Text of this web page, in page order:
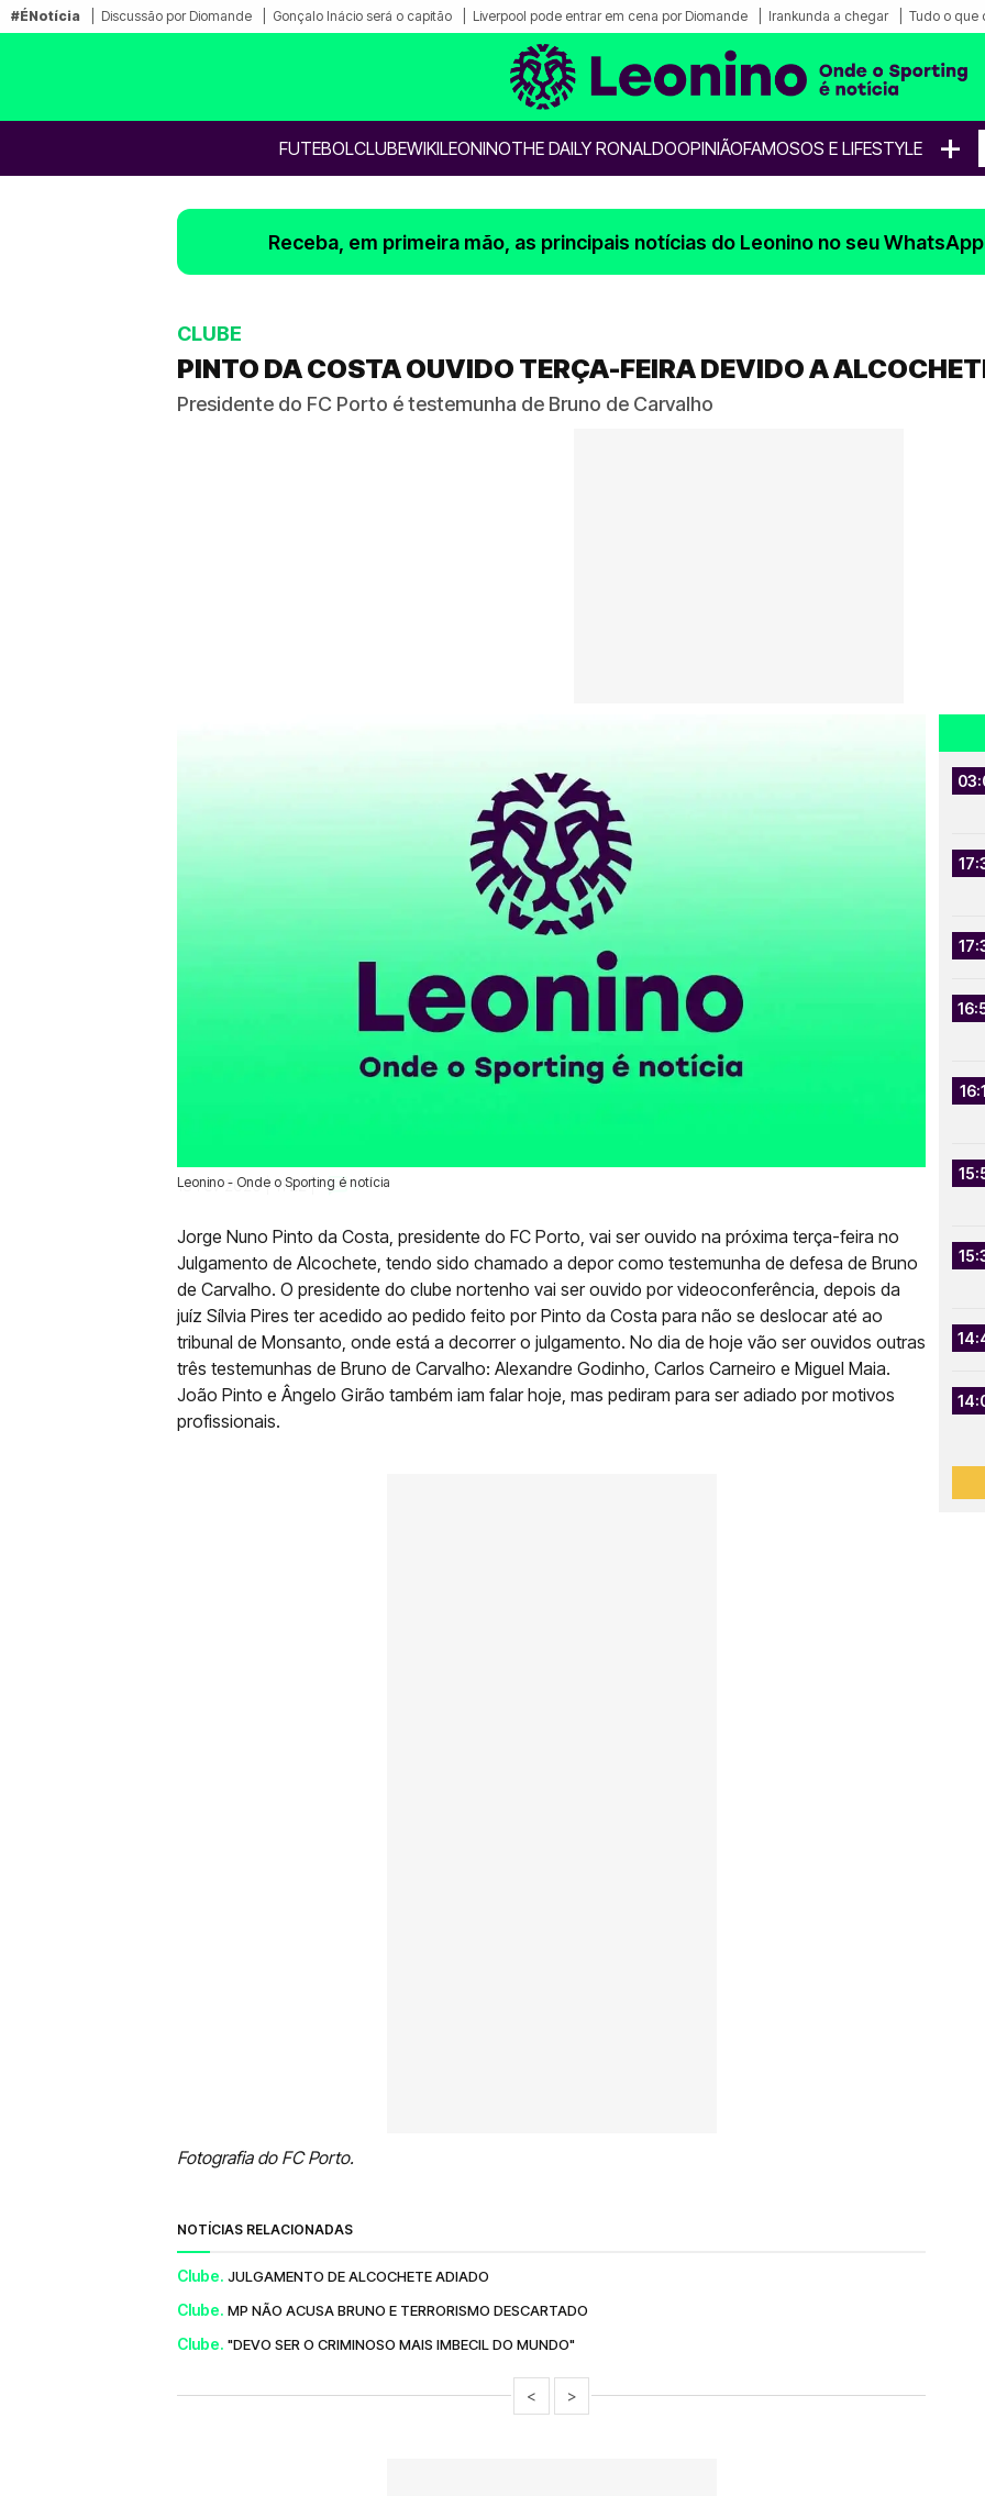
#ÉNotícia Discussão por Diomande Gonçalo Inácio será o capitão Liverpool pode entrar em cena por Diomande Irankunda a chegar Tudo o que
FUTEBOLCLUBEWIKILEONINOTHE DAILY RONALDOOPINIÃOFAMOSOS E LIFESTYLE +
Receba, em primeira mão, as principais notícias do Leonino no seu
CLUBE
PINTO DA COSTA OUVIDO TERÇA-FEIRA DEVIDO A
Presidente do FC Porto é testemunha de Bruno de Carvalho
Leonino - Onde o Sporting é notícia
13 Fev 2020 | 11:22 | 0
Jorge Nuno Pinto da Costa, presidente do FC Porto, vai ser ouvido na próxima terça-feira no
Julgamento de Alcochete, tendo sido chamado a depor como testemunha de defesa de Bruno
de Carvalho. O presidente do clube nortenho vai ser ouvido por videoconferência, depois da
juíz Sílvia Pires ter acedido ao pedido feito por Pinto da Costa para não se deslocar até ao
tribunal de Monsanto, onde está a decorrer o julgamento. No dia de hoje vão ser ouvidos outras
três testemunhas de Bruno de Carvalho: Alexandre Godinho, Carlos Carneiro e Miguel Maia.
João Pinto e Ângelo Girão também iam falar hoje, mas pediram para ser adiado por motivos
profissionais.
Fotografia do FC Porto.
NOTÍCIAS RELACIONADAS
Clube. JULGAMENTO DE ALCOCHETE ADIADO
Clube. MP NÃO ACUSA BRUNO E TERRORISMO DESCARTADO
Clube. "DEVO SER O CRIMINOSO MAIS IMBECIL DO MUNDO"
< >